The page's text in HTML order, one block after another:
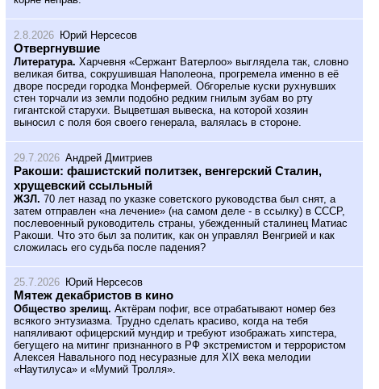
2.8.2026 Юрий Нерсесов
Отвергнувшие
Литература. Харчевня «Сержант Ватерлоо» выглядела так, словно
великая битва, сокрушившая Наполеона, прогремела именно в её
дворе посреди городка Монфермей. Обгорелые куски рухнувших
стен торчали из земли подобно редким гнилым зубам во рту
гигантской старухи. Выцветшая вывеска, на которой хозяин
выносил с поля боя своего генерала, валялась в стороне.
29.7.2026 Андрей Дмитриев
Ракоши: фашистский политзек, венгерский Сталин,
хрущевский ссыльный
ЖЗЛ. 70 лет назад по указке советского руководства был снят, а
затем отправлен «на лечение» (на самом деле - в ссылку) в СССР,
послевоенный руководитель страны, убежденный сталинец Матиас
Ракоши. Что это был за политик, как он управлял Венгрией и как
сложилась его судьба после падения?
25.7.2026 Юрий Нерсесов
Мятеж декабристов в кино
Общество зрелищ. Актёрам пофиг, все отрабатывают номер без
всякого энтузиазма. Трудно сделать красиво, когда на тебя
напяливают офицерский мундир и требуют изображать хипстера,
бегущего на митинг признанного в РФ экстремистом и террористом
Алексея Навального под несуразные для XIX века мелодии
«Наутилуса» и «Мумий Тролля».